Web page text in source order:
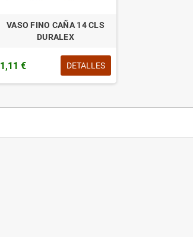
VASO FINO CAÑA 14 CLS
DURALEX
1,11 € DETALLES